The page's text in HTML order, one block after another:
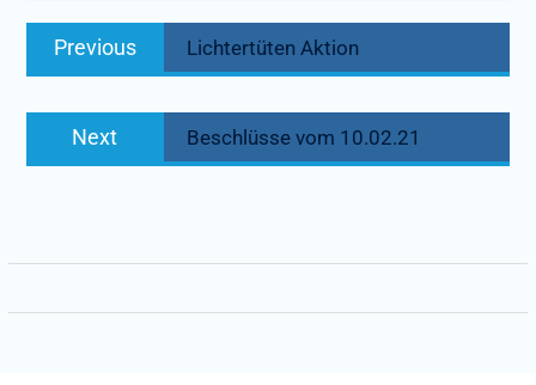
Beitragsnavigation
Previous
post:
Lichtertüten Aktion
Next
post:
Beschlüsse vom 10.02.21